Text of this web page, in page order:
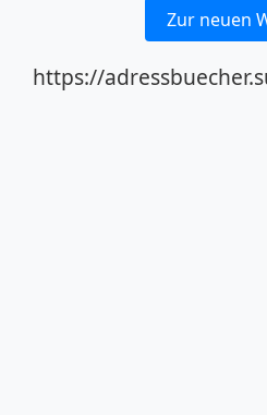
Zur neuen
https://